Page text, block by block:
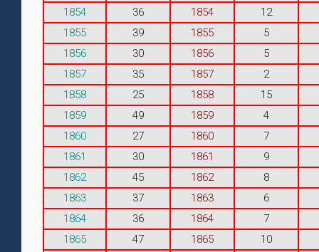
1854
36 1854
12
1855
39 1855
5
1856
30 1856
5
1857
35 1857
2
1858
25 1858
15
1859
49 1859
4
1860
27 1860
7
1861
30 1861
9
1862
45 1862
8
1863
37 1863
6
1864
36 1864
7
1865
47 1865
10